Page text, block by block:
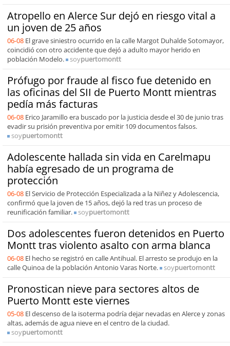
Atropello en Alerce Sur dejó en riesgo vital a
un joven de 25 años
06-08 El grave siniestro ocurrido en la calle Margot Duhalde Sotomayor,
coincidió con otro accidente que dejó a adulto mayor herido en
población Modelo.
soypuertomontt
Prófugo por fraude al fisco fue detenido en
las oficinas del SII de Puerto Montt mientras
pedía más facturas
06-08 Erico Jaramillo era buscado por la justicia desde el 30 de junio tras
evadir su prisión preventiva por emitir 109 documentos falsos.
soypuertomontt
Adolescente hallada sin vida en Carelmapu
había egresado de un programa de
protección
06-08 El Servicio de Protección Especializada a la Niñez y Adolescencia,
confirmó que la joven de 15 años, dejó la red tras un proceso de
reunificación familiar.
soypuertomontt
Dos adolescentes fueron detenidos en Puerto
Montt tras violento asalto con arma blanca
06-08 El hecho se registró en calle Antihual. El arresto se produjo en la
calle Quinoa de la población Antonio Varas Norte.
soypuertomontt
Pronostican nieve para sectores altos de
Puerto Montt este viernes
05-08 El descenso de la isoterma podría dejar nevadas en Alerce y zonas
altas, además de agua nieve en el centro de la ciudad.
soypuertomontt